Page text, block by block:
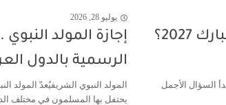
كم باقي على شهر رمضان المبارك 2027؟
السؤال الأجمل
يوليو 28, 2026
إجازة المولد
الرسمية بالدول
المولد النبوي الشريفيُعدّ المولد
يحتفل بها المسلمون في مختلف